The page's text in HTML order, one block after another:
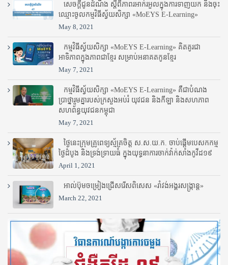
សេចក្តីជូនដំណឹង ស្តី​ពីភាព​រអាក់រអួល​ក្នុងការ​ទាញ​យក និង​ចុះ​
ឈ្មោះ​ចូល​កម្មវិធី​ស្វ័យសិក្សា «MoEYS E-Learning»
May 8, 2021
កម្មវិធីស្វ័យសិក្សា «MoEYS E-Learning» គិតគូរជា
អាទិភាពក្នុងភាពជាខ្មែរ សម្រាប់អនាគតកូនខ្មែរ
May 7, 2021
កម្មវិធីស្វ័យសិក្សា «MoEYS E-Learning» គឺជាបំណង
ប្រាថ្នារួមគ្នារបស់ក្រសួងអប់រំ​ យុវជន និងកីឡា និងសហភាព
សហព័ន្ធយុវជនកម្ពុជា
May 7, 2021
ថ្ងៃនេះក្រុមគ្រូពេទ្យស្ម័គ្រចិត្ត ស.ស.យ.ក. ចាប់ផ្តើមបេសកកម្ម
ថ្ងៃដំបូង និងទ្រង់ទ្រាយធំ ក្នុងយុទ្ធនាការចាក់វ៉ាក់សាំងកូវីដ១៩
April 1, 2021
អាល់ប៊ុមចម្រៀងជ្រើសរើសពិសេស «រាំវង់អង្គរសង្ក្រាន្ត»
March 22, 2021